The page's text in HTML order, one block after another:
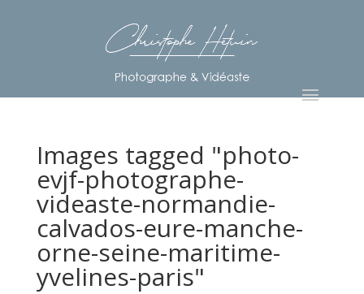
Images tagged "photo-
evjf-photographe-
videaste-normandie-
calvados-eure-manche-
orne-seine-maritime-
yvelines-paris"